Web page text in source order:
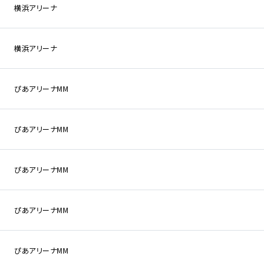
横浜アリーナ
横浜アリーナ
ぴあアリーナMM
ぴあアリーナMM
ぴあアリーナMM
ぴあアリーナMM
ぴあアリーナMM